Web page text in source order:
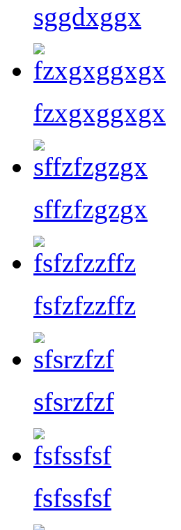
sggdxggx
fzxgxggxgx
sffzfzgzgx
fsfzfzzffz
sfsrzfzf
fsfssfsf